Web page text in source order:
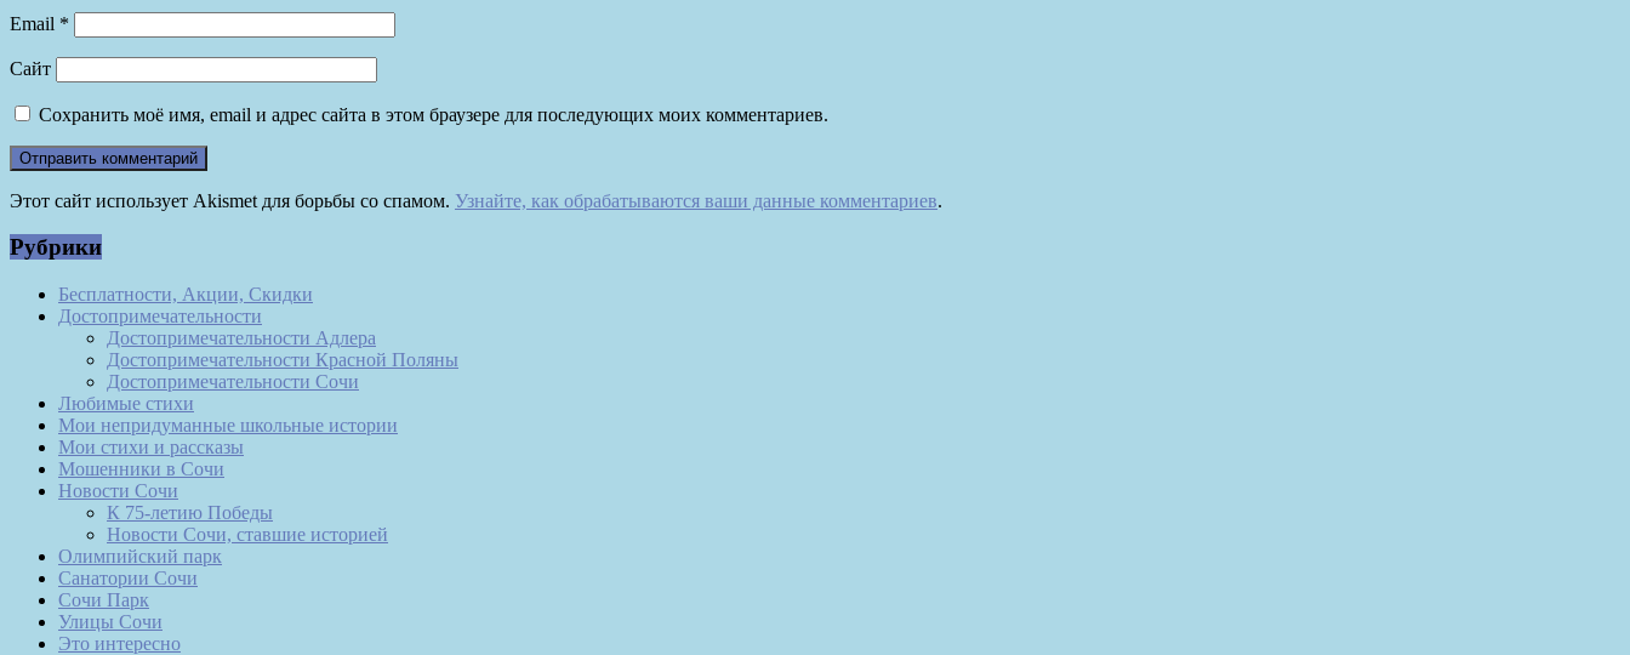
Email *
Сайт
Сохранить моё имя, email и адрес сайта в этом браузере для последующих моих комментариев.
Этот сайт использует Akismet для борьбы со спамом. Узнайте, как обрабатываются ваши данные комментариев.
Рубрики
Бесплатности, Акции, Скидки
Достопримечательности
Достопримечательности Адлера
Достопримечательности Красной Поляны
Достопримечательности Сочи
Любимые стихи
Мои непридуманные школьные истории
Мои стихи и рассказы
Мошенники в Сочи
Новости Сочи
К 75-летию Победы
Новости Сочи, ставшие историей
Олимпийский парк
Санатории Сочи
Сочи Парк
Улицы Сочи
Это интересно